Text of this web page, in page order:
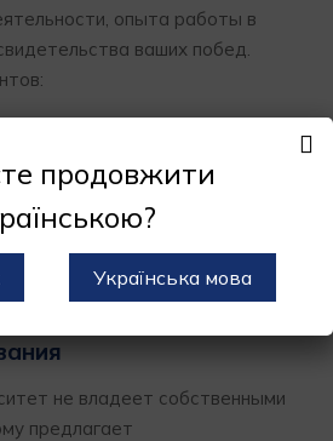
опыта работы в
ваших побед.
(зимний семестр) или до 15
без ограничений по
(зимний семестр) или до
не владеет собственными
предлагает
продовжити
Українська мова